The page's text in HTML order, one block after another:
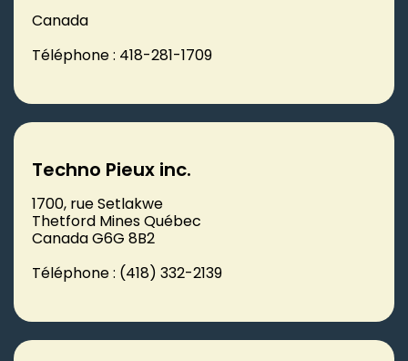
Canada
Téléphone : 418-281-1709
Techno Pieux inc.
1700, rue Setlakwe
Thetford Mines Québec
Canada G6G 8B2
Téléphone : (418) 332-2139